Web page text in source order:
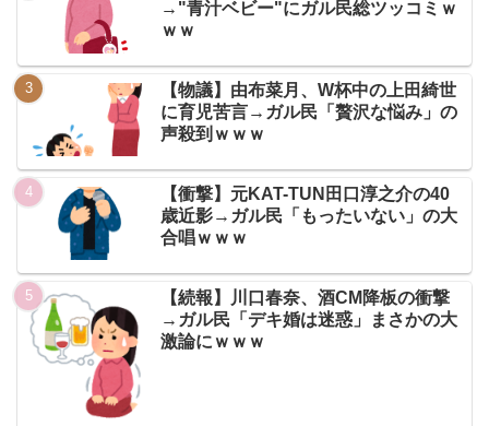
→"青汁ベビー"にガル民総ツッコミｗ
ｗｗ
【物議】由布菜月、W杯中の上田綺世
に育児苦言→ガル民「贅沢な悩み」の
声殺到ｗｗｗ
【衝撃】元KAT-TUN田口淳之介の40
歳近影→ガル民「もったいない」の大
合唱ｗｗｗ
【続報】川口春奈、酒CM降板の衝撃
→ガル民「デキ婚は迷惑」まさかの大
激論にｗｗｗ